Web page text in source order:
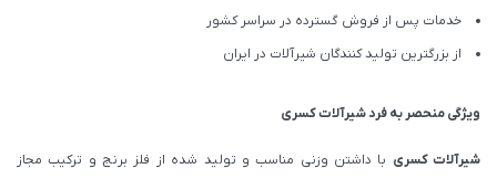
خدمات پس از فروش گسترده در سراسر کشور
از بزرگترین تولید کنندگان شیرآلات در ایران
ویژگی منحصر به فرد شیرآلات کسری
شیرآلات کسری با داشتن وزنی مناسب و تولید شده از فلز برنج و ترکیب مجاز